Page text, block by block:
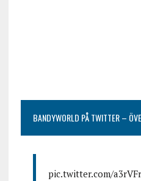
BANDYWORLD PÅ TWITTER –
pic.twitter.com/